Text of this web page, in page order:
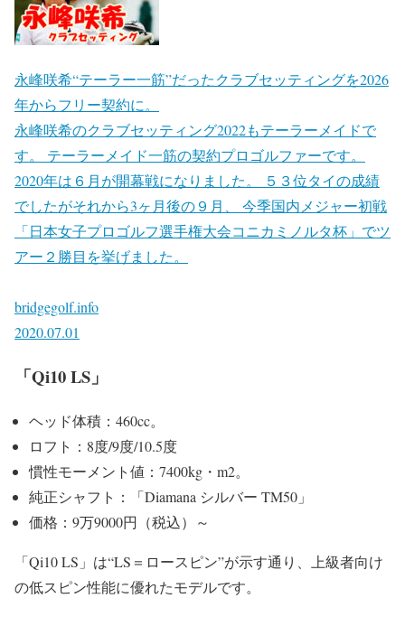
永峰咲希“テーラー一筋”だったクラブセッティングを2026
年からフリー契約に。
永峰咲希のクラブセッティング2022もテーラーメイドで
す。 テーラーメイド一筋の契約プロゴルファーです。
2020年は６月が開幕戦になりました。 ５３位タイの成績
でしたがそれから3ヶ月後の９月、 今季国内メジャー初戦
「日本女子プロゴルフ選手権大会コニカミノルタ杯」でツ
アー２勝目を挙げました。
bridgegolf.info
2020.07.01
「Qi10 LS」
ヘッド体積：460cc。
ロフト：8度/9度/10.5度
慣性モーメント値：7400kg・m2。
純正シャフト：「Diamana シルバー TM50」
価格：9万9000円（税込）～
「Qi10 LS」は“LS＝ロースピン”が示す通り、上級者向け
の低スピン性能に優れたモデルです。